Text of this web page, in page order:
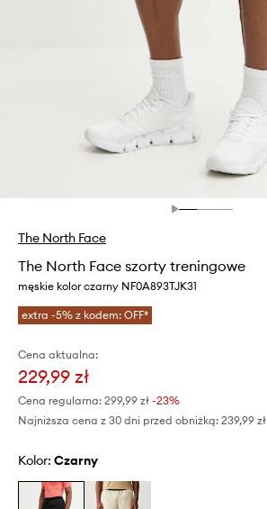
The North Face
The North Face szorty treningowe
męskie kolor czarny NF0A893TJK31
extra -5% z kodem: OFF*
Cena aktualna:
229,99 zł
Cena regularna: 299,99 zł -23%
Najniższa cena z 30 dni przed obniżką: 239,99 zł
Kolor: czarny